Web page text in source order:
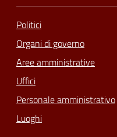
Politici
Organi di governo
Aree amministrative
Uffici
Personale amministrativo
Luoghi